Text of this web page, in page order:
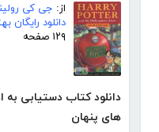
از: جی کی
دانلود رایگان
۱۲۹ صفحه
دانلود کتاب دستیابی به
های پنهان